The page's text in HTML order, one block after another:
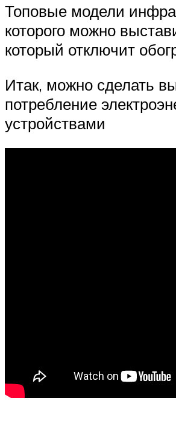
Топовые модели
которого можно
который отключит
Итак, можно сделать
потребление
устройствами